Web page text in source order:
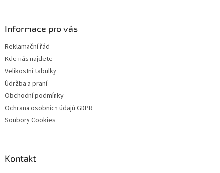
Informace pro vás
Reklamační řád
Kde nás najdete
Velikostní tabulky
Údržba a praní
Obchodní podmínky
Ochrana osobních údajů GDPR
Soubory Cookies
Kontakt